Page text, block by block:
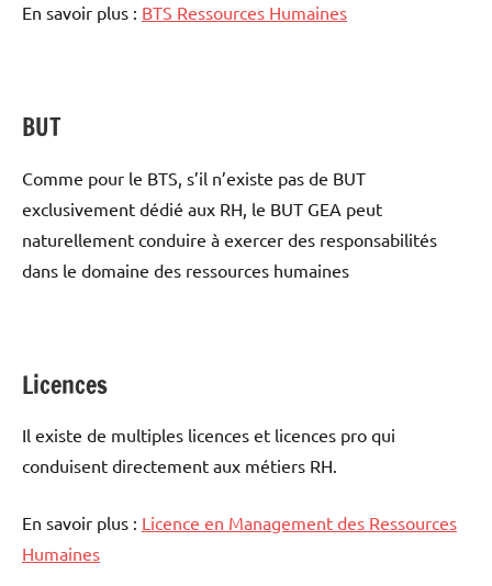
En savoir plus : BTS Ressources Humaines
BUT
Comme pour le BTS, s’il n’existe pas de BUT
exclusivement dédié aux RH, le BUT GEA peut
naturellement conduire à exercer des responsabilités
dans le domaine des ressources humaines
Licences
Il existe de multiples licences et licences pro qui
conduisent directement aux métiers RH.
En savoir plus : Licence en Management des Ressources
Humaines